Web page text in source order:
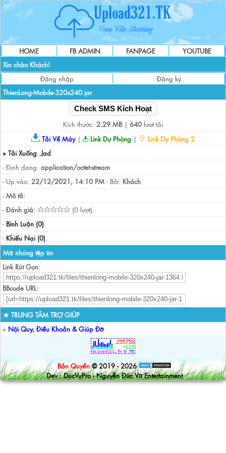
HOME FB ADMIN FANPAGE
YOUTUBE
Xin chào Khách!
Đăng nhập
Đăng ký
ThienLong-Mobile-320x240.jar
Check SMS Kích Hoạt
Kích thước: 2.29 MB| 640 lượt tải
Tải Về Máy| Link Dự Phòng |
Link Dự Phòng 2
» Tải Xuống .Jad
- Định dạng: application/octet-stream
- Up vào: 22/12/2021, 14:10 PM - Bởi: Khách
- Mô tả:
- Đánh giá:
(0 lượt).
- Bình Luận (0).
- Khiếu Nại (0).
Mã nhúng tệp tin
Link Rút Gọn:
BBcode URL:
★ TRUNG TÂM TRỢ GIÚP
» Nội Quy, Điều Khoản & Giúp Đỡ
Bản Quyền © 2019 - 2026
Dev : DucVuPro - Nguyễn Đức Vũ Entertainment